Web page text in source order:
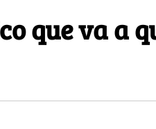
que va a